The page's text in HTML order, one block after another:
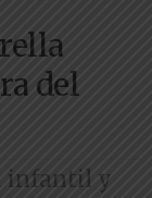
del
infantil y